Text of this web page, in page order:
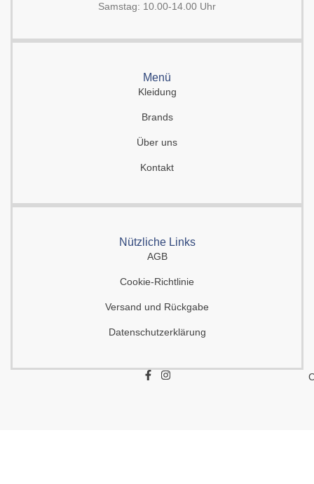
Samstag: 10.00-14.00 Uhr
Menü
Kleidung
Brands
Über uns
Kontakt
Nützliche Links
AGB
Cookie-Richtlinie
Versand und Rückgabe
Datenschutzerklärung
F
I